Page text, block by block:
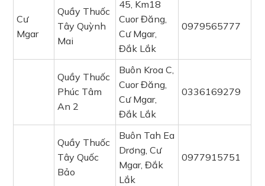
Cư
Mgar
Quầy Thuốc
Tây Quỳnh
Mai
45, Km18
Cuor Đăng,
Cư Mgar,
Đắk Lắk
0979565777
Quầy Thuốc
Phúc Tâm
An 2
Buôn Kroa C,
Cuor Đăng,
Cư Mgar,
Đắk Lắk
0336169279
Quầy Thuốc
Tây Quốc
Bảo
Buôn Tah Ea
Drơng, Cư
Mgar, Đắk
Lắk
0977915751